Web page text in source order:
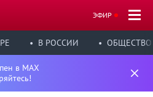
ЭФИР
В РОССИИ ОБЩЕСТВО
в MAX